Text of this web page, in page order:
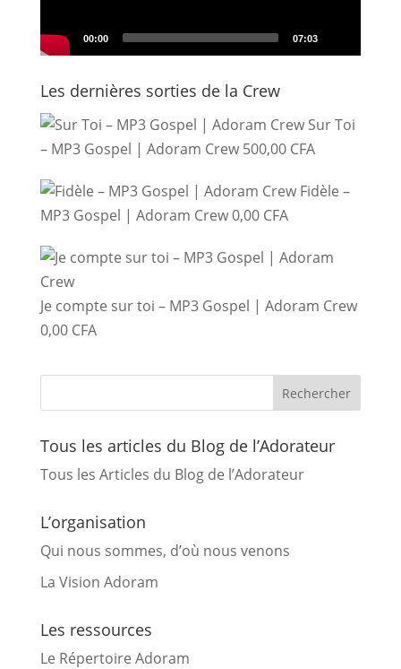
00:00 07:03
Les dernières sorties de la Crew
Sur Toi
– MP3 Gospel | Adoram Crew 500,00 CFA
Fidèle –
MP3 Gospel | Adoram Crew0,00 CFA
Je compte sur toi – MP3 Gospel | Adoram Crew
0,00 CFA
Tous les articles du Blog de l’Adorateur
Tous les Articles du Blog de l’Adorateur
L’organisation
Qui nous sommes, d’où nous venons
La Vision Adoram
Les ressources
Le Répertoire Adoram